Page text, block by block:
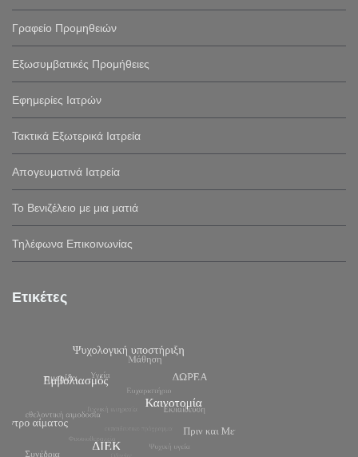
Γραφείο Προμηθειών
Εξωσυμβατικές Προμήθειες
Εφημερίες Ιατρών
Τακτικά Εξωτερικά Ιατρεία
Απογευματινά Ιατρεία
Το Βενιζέλειο με μια ματιά
Τηλέφωνα Επικοινωνίας
Ετικέτες